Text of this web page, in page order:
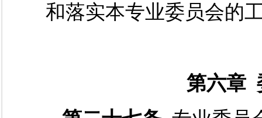
和落实本专业委员会的
第六章